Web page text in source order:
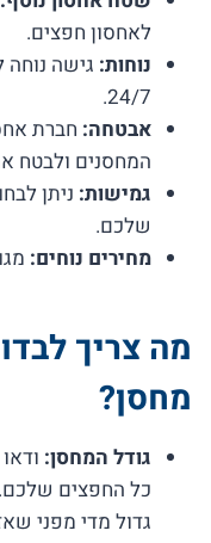
לאחסון חפצים.
נוחות: גישה נוחה
24/7.
אבטחה: חברת
המחסנים ולבטח
גמישות: ניתן
שלכם.
מחירים נוחים:
מה צריך
מחסן?
גודל המחסן:
כל החפצים
גדול מדי מפני